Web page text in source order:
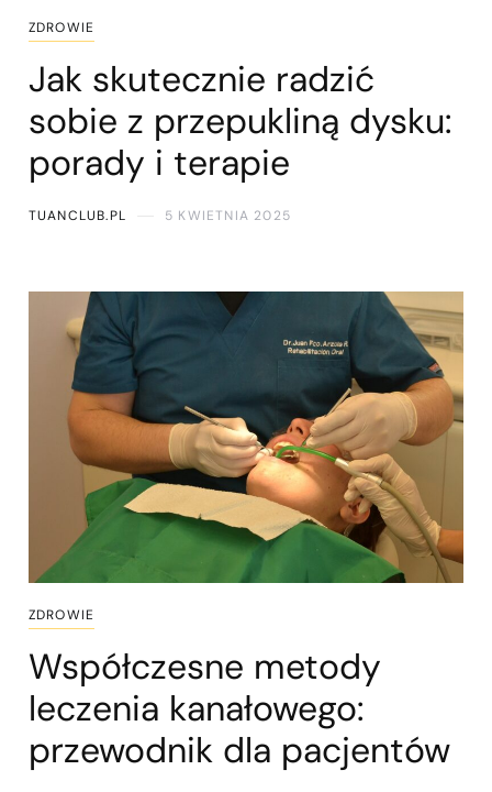
ZDROWIE
Jak skutecznie radzić
sobie z przepukliną dysku:
porady i terapie
TUANCLUB.PL 5 KWIETNIA 2025
ZDROWIE
Współczesne metody
leczenia kanałowego:
przewodnik dla pacjentów